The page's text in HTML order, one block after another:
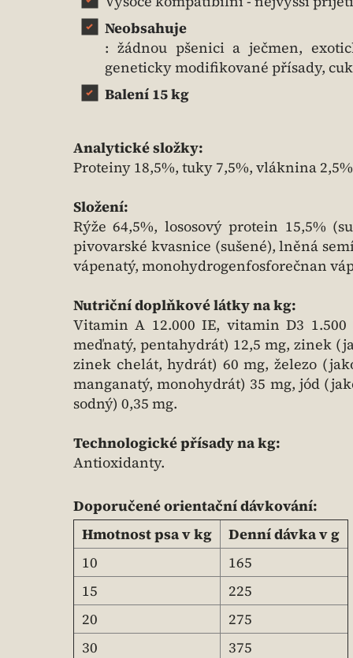
Neobsahuje
: žádnou pšenici a ječmen,
geneticky modifikované přísady,
Balení 15 kg
Analytické složky:
Proteiny 18,5%, tuky 7,5%, vláknina
Složení:
Rýže 64,5%, lososový protein 15,5%
pivovarské kvasnice (sušené), lněná
vápenatý, monohydrogenfosforečnan
Nutriční doplňkové látky na kg:
Vitamin A 12.000 IE, vitamin D3
meďnatý, pentahydrát) 12,5 mg, zinek
zinek chelát, hydrát) 60 mg, železo
manganatý, monohydrát) 35 mg, jód
sodný) 0,35 mg.
Technologické přísady na kg:
Antioxidanty.
Doporučené orientační dávkování:
Hmotnost psa v kg
Denní dávka v g
10
165
15
225
20
275
30
375